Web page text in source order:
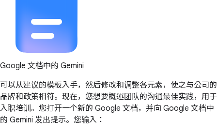
Google 文档中的 Gemini
可以从建议的模板入手，然后修改和调整各元素，使之与公司的
品牌和政策相符。现在，您想要概述团队的沟通最佳实践，用于
入职培训。您打开一个新的 Google 文档，并向 Google 文档中
的 Gemini 发出提示。您输入：